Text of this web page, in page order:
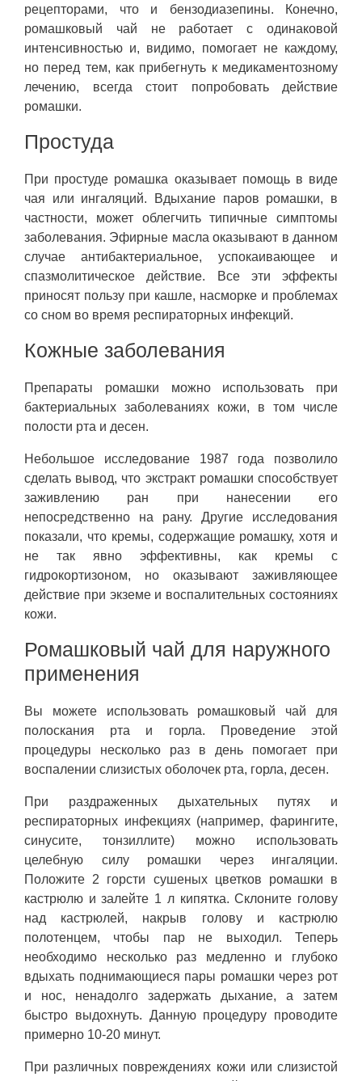
рецепторами, что и бензодиазепины. Конечно,
ромашковый чай не работает с одинаковой
интенсивностью и, видимо, помогает не каждому,
но перед тем, как прибегнуть к медикаментозному
лечению, всегда стоит попробовать действие
ромашки.
Простуда
При простуде ромашка оказывает помощь в виде
чая или ингаляций. Вдыхание паров ромашки, в
частности, может облегчить типичные симптомы
заболевания. Эфирные масла оказывают в данном
случае антибактериальное, успокаивающее и
спазмолитическое действие. Все эти эффекты
приносят пользу при кашле, насморке и проблемах
со сном во время респираторных инфекций.
Кожные заболевания
Препараты ромашки можно использовать при
бактериальных заболеваниях кожи, в том числе
полости рта и десен.
Небольшое исследование 1987 года позволило
сделать вывод, что экстракт ромашки способствует
заживлению ран при нанесении его
непосредственно на рану. Другие исследования
показали, что кремы, содержащие ромашку, хотя и
не так явно эффективны, как кремы с
гидрокортизоном, но оказывают заживляющее
действие при экземе и воспалительных состояниях
кожи.
Ромашковый чай для наружного
применения
Вы можете использовать ромашковый чай для
полоскания рта и горла. Проведение этой
процедуры несколько раз в день помогает при
воспалении слизистых оболочек рта, горла, десен.
При раздраженных дыхательных путях и
респираторных инфекциях (например, фарингите,
синусите, тонзиллите) можно использовать
целебную силу ромашки через ингаляции.
Положите 2 горсти сушеных цветков ромашки в
кастрюлю и залейте 1 л кипятка. Склоните голову
над кастрюлей, накрыв голову и кастрюлю
полотенцем, чтобы пар не выходил. Теперь
необходимо несколько раз медленно и глубоко
вдыхать поднимающиеся пары ромашки через рот
и нос, ненадолго задержать дыхание, а затем
быстро выдохнуть. Данную процедуру проводите
примерно 10-20 минут.
При различных повреждениях кожи или слизистой